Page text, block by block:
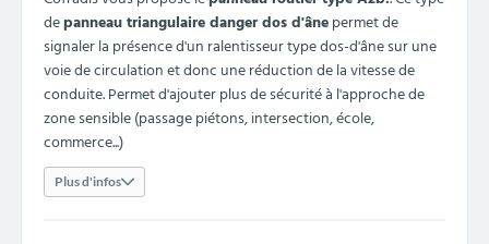
depanneau triangulaire danger dos d'ânepermet de
signaler la présence d'un ralentisseur type dos-d'âne sur une
voie de circulation et donc une réduction de la vitesse de
conduite. Permet d'ajouter plus de sécurité à l'approche de
zone sensible (passage piétons, intersection, école,
commerce...)
Plus d'infos